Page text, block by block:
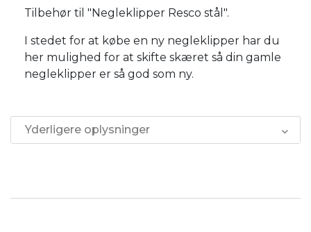
Tilbehør til "Negleklipper Resco stål".
I stedet for at købe en ny negleklipper har du
her mulighed for at skifte skæret så din gamle
negleklipper er så god som ny.
Yderligere oplysninger